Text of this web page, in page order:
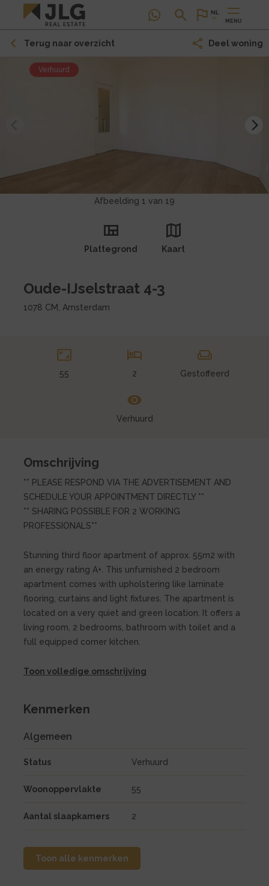
NL
MENU
Terug naar overzicht Deel woning
Verhuurd
Hoofdfoto
Afbeelding 1 van 19
Plattegrond Kaart
Oude-IJselstraat 4-3
1078 CM, Amsterdam
55 2 Gestoffeerd
Verhuurd
Omschrijving
** PLEASE RESPOND VIA THE ADVERTISEMENT AND
SCHEDULE YOUR APPOINTMENT DIRECTLY **
** SHARING POSSIBLE FOR 2 WORKING
PROFESSIONALS**
Stunning third floor apartment of approx. 55m2 with
an energy rating A+. This unfurnished 2 bedroom
apartment comes with upholstering like laminate
flooring, curtains and light fixtures. The apartment is
located on a very quiet and green location. It offers a
living room, 2 bedrooms, bathroom with toilet and a
full equipped corner kitchen.
Toon volledige omschrijving
Kenmerken
Algemeen
Status Verhuurd
Woonoppervlakte 55
Aantal slaapkamers 2
Toon alle kenmerken